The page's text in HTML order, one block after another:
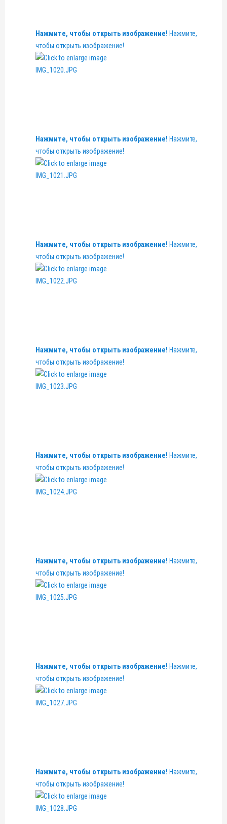
Нажмите, чтобы открыть изображение! Нажмите,
чтобы открыть изображение!
Нажмите, чтобы открыть изображение! Нажмите,
чтобы открыть изображение!
Нажмите, чтобы открыть изображение! Нажмите,
чтобы открыть изображение!
Нажмите, чтобы открыть изображение! Нажмите,
чтобы открыть изображение!
Нажмите, чтобы открыть изображение! Нажмите,
чтобы открыть изображение!
Нажмите, чтобы открыть изображение! Нажмите,
чтобы открыть изображение!
Нажмите, чтобы открыть изображение! Нажмите,
чтобы открыть изображение!
Нажмите, чтобы открыть изображение! Нажмите,
чтобы открыть изображение!